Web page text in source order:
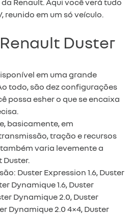
reunido em um só veículo.
Duster
em uma grande
todo, são dez configurações
possa esher o que se encaixa
basicamente, em
tração e recursos
varia levemente a
Duster Expression 1.6, Duster
Dynamique 1.6, Duster
Dynamique 2.0, Duster
Dynamique 2.0 4×4, Duster